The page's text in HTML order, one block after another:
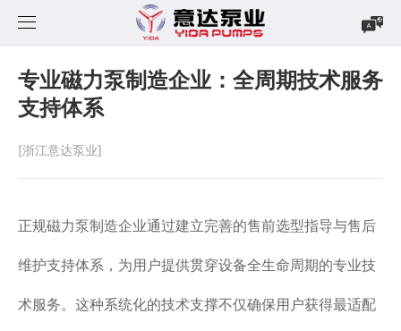
首页
产品中心
磁力泵
MPH系列
YDS系列
CQF-Z系列
自吸式耐酸碱泵
新闻中心
关于我们
专业磁力泵制造企业：全周期技术服务
支持体系
[浙江意达泵业]
正规磁力泵制造企业通过建立完善的售前选型指导与售后
维护支持体系，为用户提供贯穿设备全生命周期的专业技
术服务。这种系统化的技术支撑不仅确保用户获得最适配